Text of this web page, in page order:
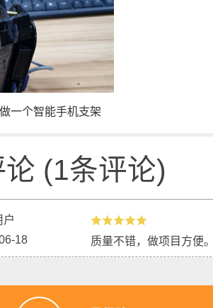
一个智能手机支架
(1条评论)
户
18
质量不错，做项目方便